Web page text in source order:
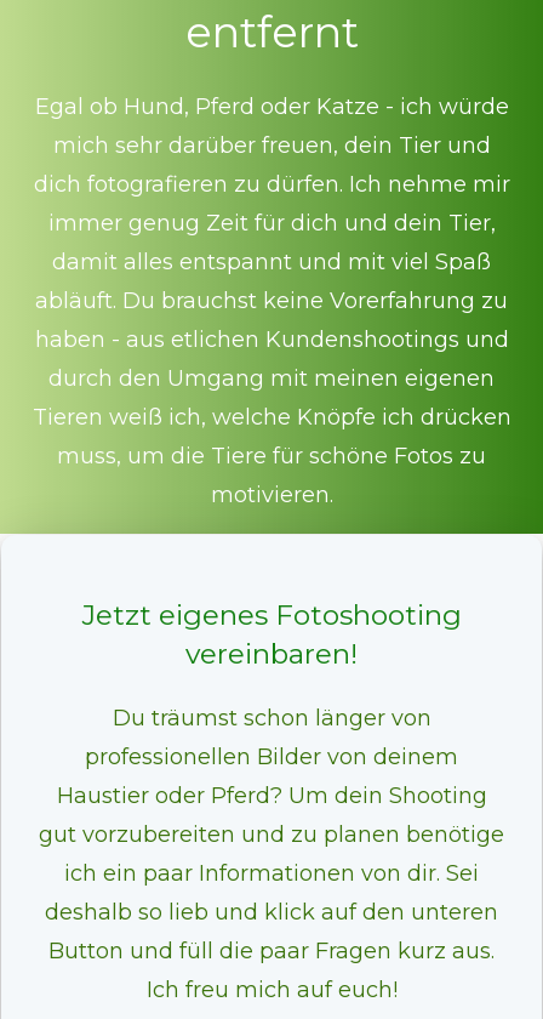
entfernt
Egal ob Hund, Pferd oder Katze - ich würde
mich sehr darüber freuen, dein Tier und
dich fotografieren zu dürfen. Ich nehme mir
immer genug Zeit für dich und dein Tier,
damit alles entspannt und mit viel Spaß
abläuft. Du brauchst keine Vorerfahrung zu
haben - aus etlichen Kundenshootings und
durch den Umgang mit meinen eigenen
Tieren weiß ich, welche Knöpfe ich drücken
muss, um die Tiere für schöne Fotos zu
motivieren.
Jetzt eigenes Fotoshooting
vereinbaren!
Du träumst schon länger von
professionellen Bilder von deinem
Haustier oder Pferd? Um dein Shooting
gut vorzubereiten und zu planen benötige
ich ein paar Informationen von dir. Sei
deshalb so lieb und klick auf den unteren
Button und füll die paar Fragen kurz aus.
Ich freu mich auf euch!